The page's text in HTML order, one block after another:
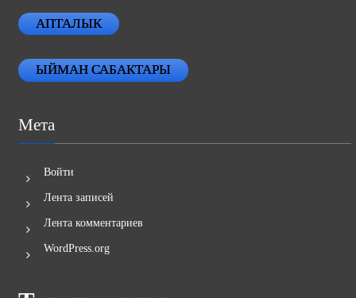
АПТАЛЫК
ЫЙМАН САБАКТАРЫ
Мета
Войти
Лента записей
Лента комментариев
WordPress.org